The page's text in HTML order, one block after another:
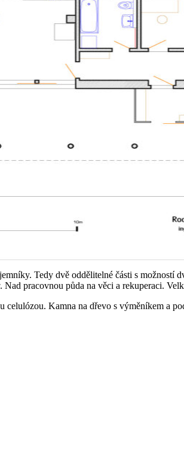
Tedy dvě oddělitelné části s
pracovnou půda na věci a rekuperaci.
Kamna na dřevo s výměníkem a